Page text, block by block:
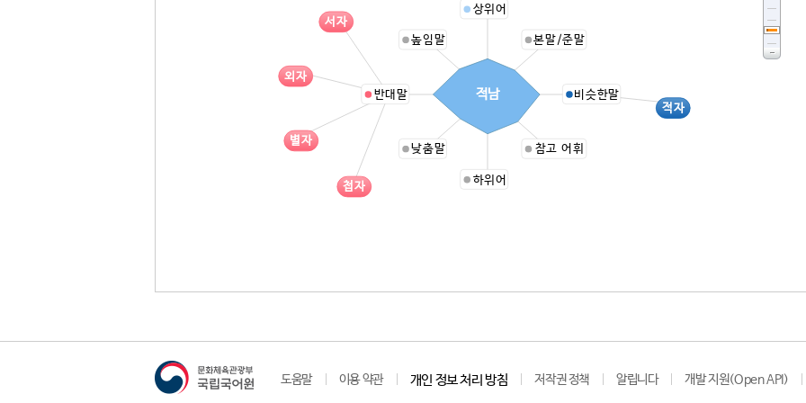
상위어
본말/준말
적자
비슷한말
참고 어휘
하위어
낮춤말
서자
외자
별자
첩자
반대말
높임말
적남
도움말 이용 약관 개인 정보 처리 방침 저작권 정책 알립니다 개발 지원(Open API)